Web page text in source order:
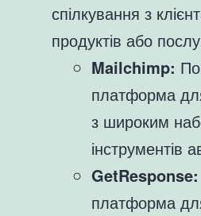
спілкування з
продуктів або
Mailchimp:
платформа
з широким
інструментів
GetResponse:
платформа